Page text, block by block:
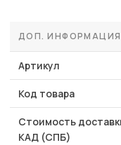
ДОП. ИНФОРМАЦИЯ
Артикул
Код товара
Стоимость
КАД (СПБ)